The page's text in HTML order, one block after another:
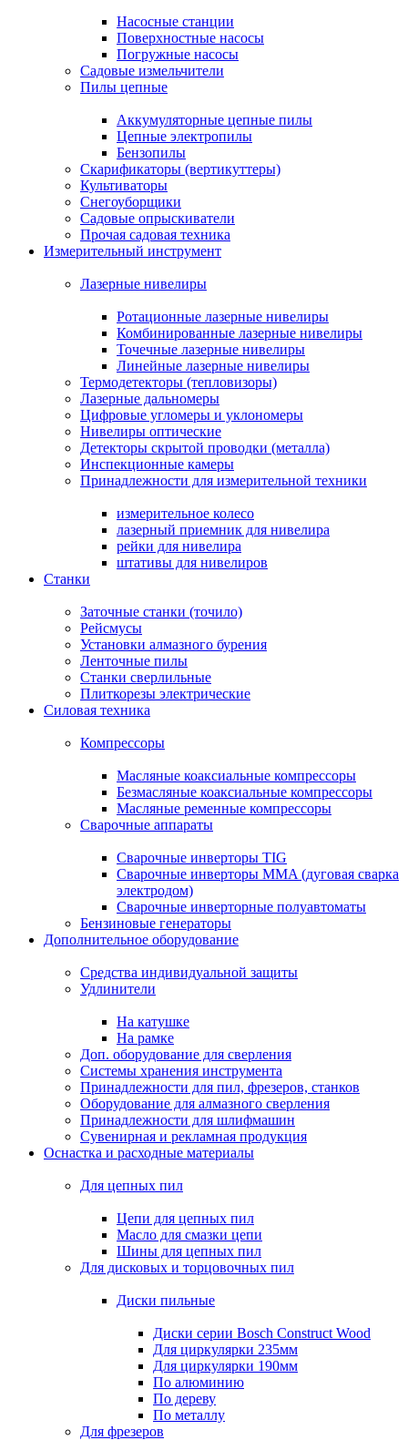
Насосные станции
Поверхностные насосы
Погружные насосы
Садовые измельчители
Пилы цепные
Аккумуляторные цепные пилы
Цепные электропилы
Бензопилы
Скарификаторы (вертикуттеры)
Культиваторы
Снегоуборщики
Садовые опрыскиватели
Прочая садовая техника
Измерительный инструмент
Лазерные нивелиры
Ротационные лазерные нивелиры
Комбинированные лазерные нивелиры
Точечные лазерные нивелиры
Линейные лазерные нивелиры
Термодетекторы (тепловизоры)
Лазерные дальномеры
Цифровые угломеры и уклономеры
Нивелиры оптические
Детекторы скрытой проводки (металла)
Инспекционные камеры
Принадлежности для измерительной техники
измерительное колесо
лазерный приемник для нивелира
рейки для нивелира
штативы для нивелиров
Станки
Заточные станки (точило)
Рейсмусы
Установки алмазного бурения
Ленточные пилы
Станки сверлильные
Плиткорезы электрические
Силовая техника
Компрессоры
Масляные коаксиальные компрессоры
Безмасляные коаксиальные компрессоры
Масляные ременные компрессоры
Сварочные аппараты
Сварочные инверторы TIG
Сварочные инверторы MMA (дуговая сварка
электродом)
Сварочные инверторные полуавтоматы
Бензиновые генераторы
Дополнительное оборудование
Средства индивидуальной защиты
Удлинители
На катушке
На рамке
Доп. оборудование для сверления
Системы хранения инструмента
Принадлежности для пил, фрезеров, станков
Оборудование для алмазного сверления
Принадлежности для шлифмашин
Сувенирная и рекламная продукция
Оснастка и расходные материалы
Для цепных пил
Цепи для цепных пил
Масло для смазки цепи
Шины для цепных пил
Для дисковых и торцовочных пил
Диски пильные
Диски серии Bosch Construct Wood
Для циркулярки 235мм
Для циркулярки 190мм
По алюминию
По дереву
По металлу
Для фрезеров